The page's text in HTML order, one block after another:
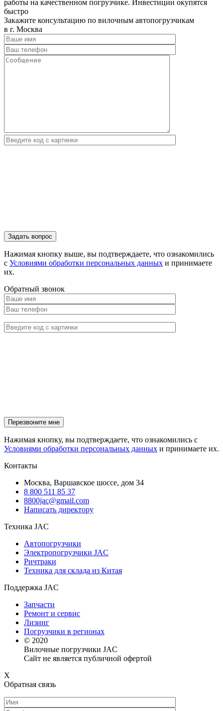
работы на качественном погрузчике. Инвестиции окупятся
быстро
Закажите консультацию по вилочным автопогрузчикам
в г. Москва
Нажимая кнопку выше, вы подтверждаете, что ознакомились
с Условиями обработки персональных данных и принимаете
их.
Обратный звонок
Нажимая кнопку, вы подтверждаете, что ознакомились с
Условиями обработки персональных данных и принимаете их.
Контакты
Москва, Варшавское шоссе, дом 34
8 800 511 85 37
8800jac@gmail.com
Написать директору
Техника JAC
Автопогрузчики
Электропогрузчики JAC
Ричтраки
Техника для склада из Китая
Поддержка JAC
Запчасти
Ремонт и сервис
Лизинг
Погрузчики в регионах
© 2020
Вилочные погрузчики JAC
Сайт не является публичной офертой
X
Обратная связь